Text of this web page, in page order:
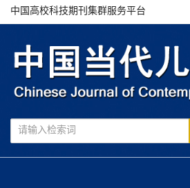
中国高校科技期刊集群服务平台